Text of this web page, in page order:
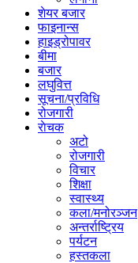
शेयर बजार
फाइनान्स
हाइड्रोपावर
बीमा
बजार
लघुवित्त
सूचना/प्रविधि
रोजगारी
राेचक
अटो
रोजगारी
विचार
शिक्षा
स्वास्थ्य
कला/मनोरञ्जन
अन्तर्राष्ट्रिय
पर्यटन
हस्तकला